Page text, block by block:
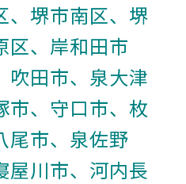
、堺市南区、堺
区、岸和田市
吹田市、泉大津
市、守口市、枚
尾市、泉佐野
屋川市、河内長